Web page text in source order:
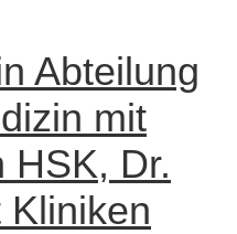
Abteilung
mit
HSK, Dr.
Kliniken